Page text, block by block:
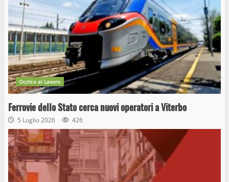
Occhio al Lavoro
Ferrovie dello Stato cerca nuovi operatori a Viterbo
5 Luglio 2026 426